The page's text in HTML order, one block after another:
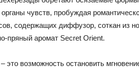
чувств, пробуждая
содержащих диффузор, соткан из
пряный аромат Secret Orient.
это возможность остановить